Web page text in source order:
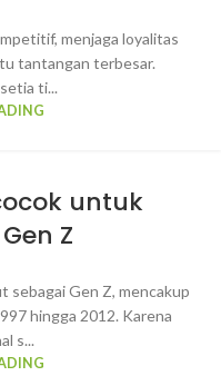
menjaga loyalitas
tantangan terbesar.
ti...
untuk
Z
sebagai Gen Z, mencakup
hingga 2012. Karena
s...